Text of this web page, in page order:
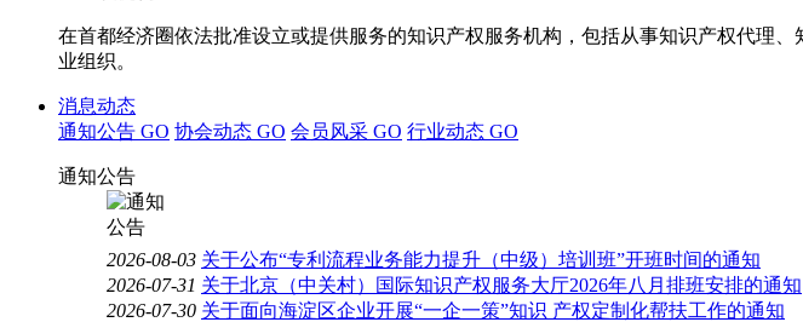
在首都经济圈依法批准设立或提供服务的知识产权服务机构，包括从事知识产权代理
业组织。
消息动态
通知公告 GO 协会动态 GO 会员风采 GO 行业动态 GO
通知公告
2026-08-03 关于公布“专利流程业务能力提升（中级）培训班”开班时间的通知
2026-07-31 关于北京（中关村）国际知识产权服务大厅2026年八月排班安排的通知
2026-07-30 关于面向海淀区企业开展“一企一策”知识 产权定制化帮扶工作的通知